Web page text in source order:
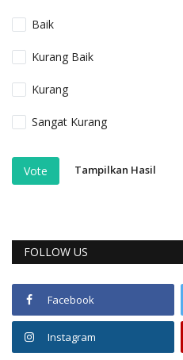
Baik
Kurang Baik
Kurang
Sangat Kurang
Vote Tampilkan Hasil
FOLLOW US
Facebook
Instagram